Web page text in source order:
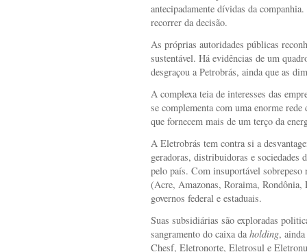
antecipadamente dívidas da
recorrer da decisão.
As próprias autoridades públicas
sustentável. Há evidências de um
desgraçou a Petrobrás, ainda que as
A complexa teia de interesses das
se complementa com uma enorme
que fornecem mais de um terço da
A Eletrobrás tem contra si a
geradoras, distribuidoras e sociedades
pelo país. Com insuportável
(Acre, Amazonas, Roraima, Rondônia,
governos federal e estaduais.
Suas subsidiárias são exploradas
sangramento do caixa da holding,
Chesf, Eletronorte, Eletrosul e